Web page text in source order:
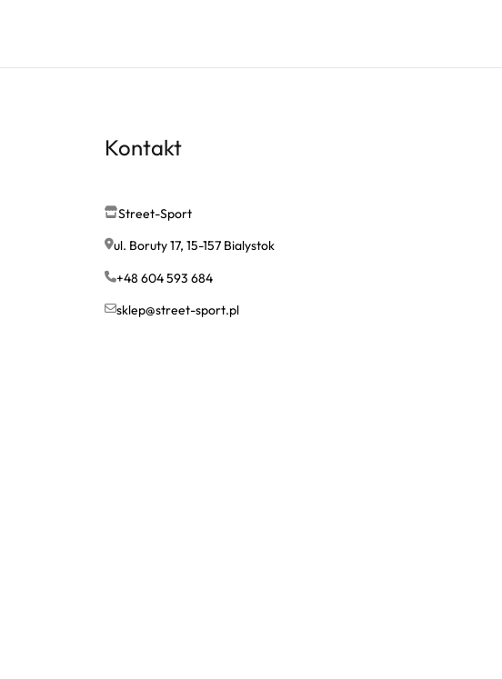
Kontakt
Street-Sport
ul. Boruty 17, 15-157 Bialystok
+48 604 593 684
sklep@street-sport.pl